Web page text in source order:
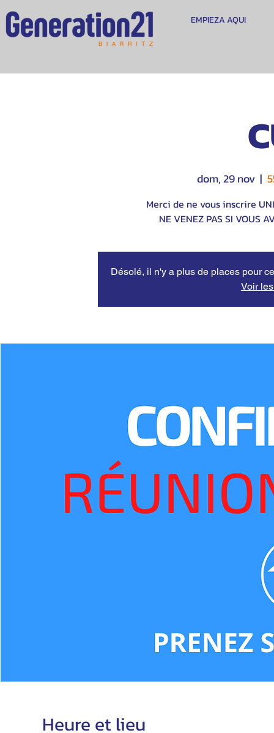
EMPIEZA AQUI
dom, 29 nov
  |
Merci de ne vous inscrire
NE VENEZ PAS SI VOUS
Désolé, il n'y a plus de places pour
Voir
Heure et lieu